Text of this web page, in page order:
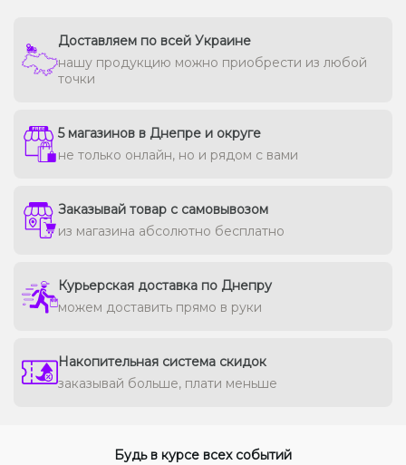
Доставляем по всей Украине
нашу продукцию можно приобрести из любой
точки
5 магазинов в Днепре и округе
не только онлайн, но и рядом с вами
Заказывай товар с самовывозом
из магазина абсолютно бесплатно
Курьерская доставка по Днепру
можем доставить прямо в руки
Накопительная система скидок
заказывай больше, плати меньше
Будь в курсе всех событий